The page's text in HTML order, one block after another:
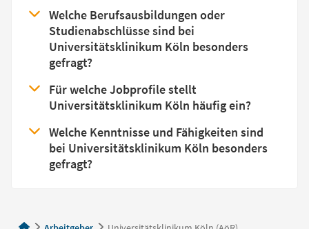
Welche Berufsausbildungen oder
Studienabschlüsse sind bei
Universitätsklinikum Köln besonders
gefragt?
Für welche Jobprofile stellt
Universitätsklinikum Köln häufig ein?
Welche Kenntnisse und Fähigkeiten sind
bei Universitätsklinikum Köln besonders
gefragt?